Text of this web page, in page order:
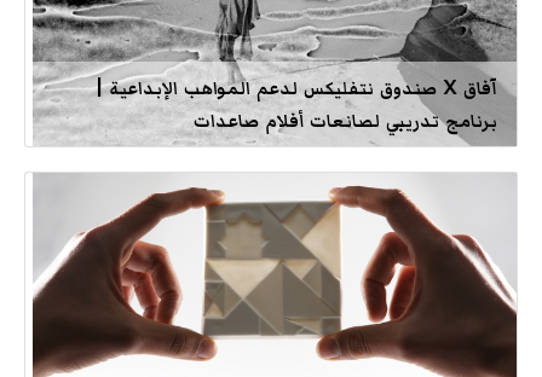
آفاق X صندوق نتفليكس لدعم المواهب الإبداعية |
برنامج تدريبي لصانعات أفلام صاعدات